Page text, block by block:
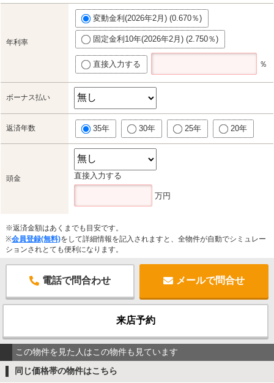
年利率
変動金利(2026年2月) (0.670％)
固定金利10年(2026年2月) (2.750％)
直接入力する ％
ボーナス払い
返済年数 35年 30年 25年 20年
頭金 直接入力する
万円
※返済金額はあくまでも目安です。
※会員登録(無料)をして詳細情報を記入されますと、全物件が自動でシミュレー
ションされとても便利になります。
電話で問合わせ メールで問合せ
来店予約
この物件を見た人はこの物件も見ています
同じ価格帯の物件はこちら